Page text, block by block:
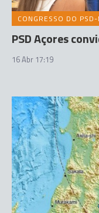
CONGRESSO DO PSD-
PSD Açores
16 Abr 17:19